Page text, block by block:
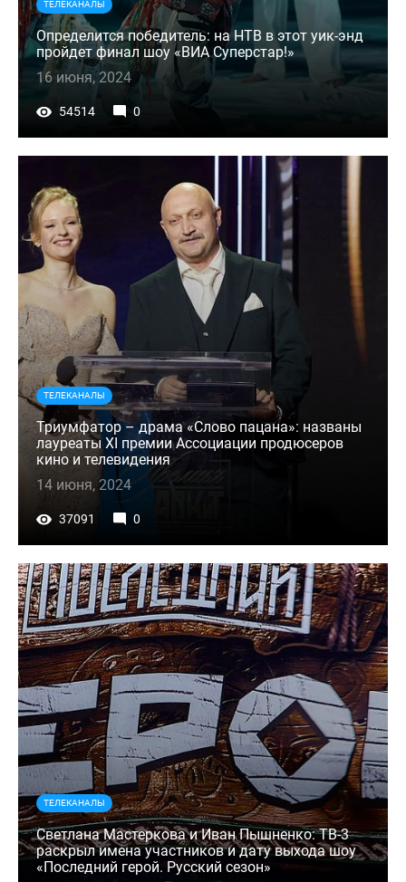
ТЕЛЕКАНАЛЫ
Определится победитель: на НТВ в этот уик-энд
пройдет финал шоу «ВИА Суперстар!»
16 июня, 2024
54514 0
ТЕЛЕКАНАЛЫ
Триумфатор – драма «Слово пацана»: названы
лауреаты XI премии Ассоциации продюсеров
кино и телевидения
14 июня, 2024
37091 0
ТЕЛЕКАНАЛЫ
Светлана Мастеркова и Иван Пышненко: ТВ-3
раскрыл имена участников и дату выхода шоу
«Последний герой. Русский сезон»